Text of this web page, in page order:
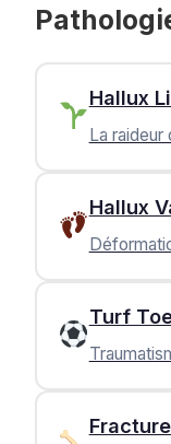
Hallux
La raideur
Hallux
Turf